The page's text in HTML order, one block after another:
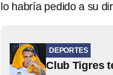
lo habría pedido a su
DEPORTES
Club Tigres